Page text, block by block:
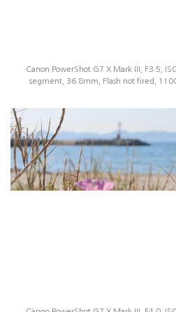
Canon PowerShot G7 X Mark III, F3.5,
segment, 36.8mm, Flash not fired,